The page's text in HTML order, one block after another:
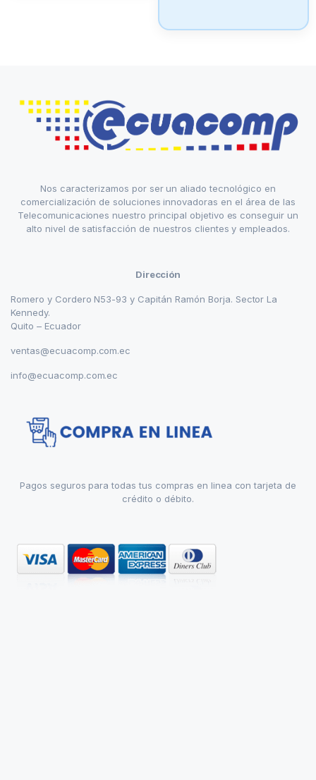
Nos caracterizamos por ser un aliado tecnológico en
comercialización de soluciones innovadoras en el área de las
Telecomunicaciones nuestro principal objetivo es conseguir un
alto nivel de satisfacción de nuestros clientes y empleados.
Dirección
Romero y Cordero N53-93 y Capitán Ramón Borja. Sector La
Kennedy.
Quito – Ecuador
ventas@ecuacomp.com.ec
info@ecuacomp.com.ec
Pagos seguros para todas tus compras en linea con tarjeta de
crédito o débito.